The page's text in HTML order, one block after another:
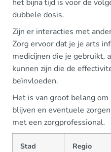
het bijna tijd is voor de
dubbele dosis.
Zijn er interacties met
Zorg ervoor dat je je arts
medicijnen die je gebruikt,
kunnen zijn die de
beïnvloeden.
Het is van groot belang
blijven en eventuele
met een zorgprofessional.
Stad Regio